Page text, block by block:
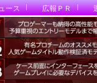
ース 広報ＰＲ